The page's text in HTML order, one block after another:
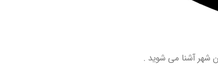
شهر آشنا می شوید .